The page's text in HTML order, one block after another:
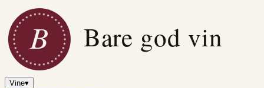
B Bare god vin
Vine▾